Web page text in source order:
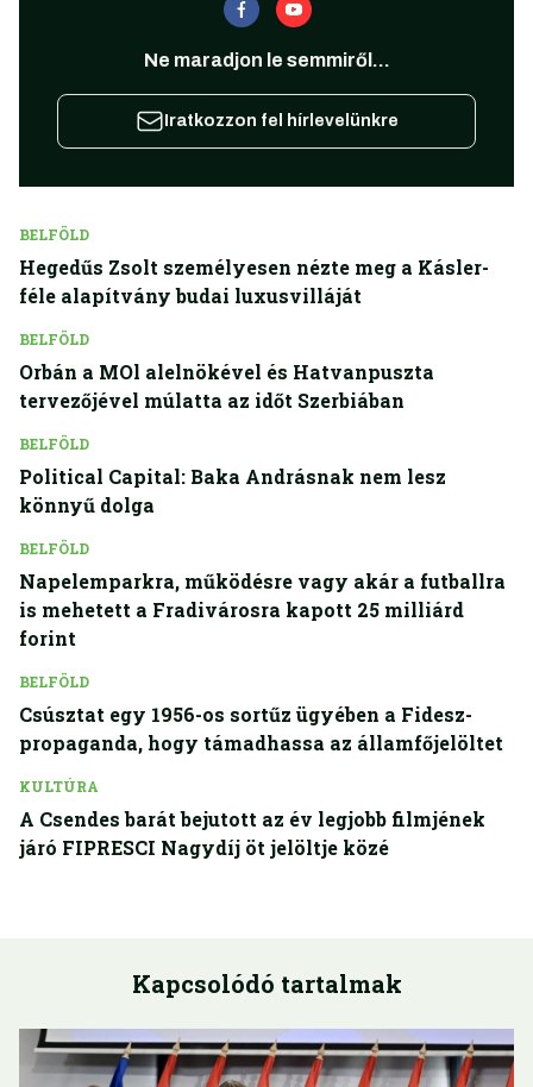
Ne maradjon le semmiről...
Iratkozzon fel hírlevelünkre
BELFÖLD
Hegedűs Zsolt személyesen nézte meg a Kásler-
féle alapítvány budai luxusvilláját
BELFÖLD
Orbán a MOl alelnökével és Hatvanpuszta
tervezőjével múlatta az időt Szerbiában
BELFÖLD
Political Capital: Baka Andrásnak nem lesz
könnyű dolga
BELFÖLD
Napelemparkra, működésre vagy akár a futballra
is mehetett a Fradivárosra kapott 25 milliárd
forint
BELFÖLD
Csúsztat egy 1956-os sortűz ügyében a Fidesz-
propaganda, hogy támadhassa az államfőjelöltet
KULTÚRA
A Csendes barát bejutott az év legjobb filmjének
járó FIPRESCI Nagydíj öt jelöltje közé
Kapcsolódó tartalmak